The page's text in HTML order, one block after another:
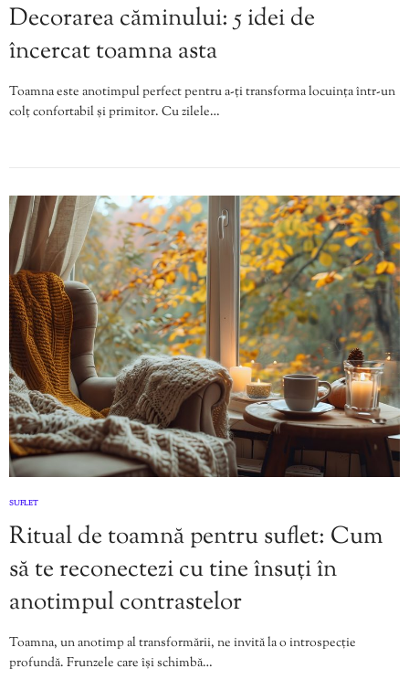
Decorarea căminului: 5 idei de
încercat toamna asta
Toamna este anotimpul perfect pentru a-ți transforma locuința într-un
colț confortabil și primitor. Cu zilele…
SUFLET
Ritual de toamnă pentru suflet: Cum
să te reconectezi cu tine însuți în
anotimpul contrastelor
Toamna, un anotimp al transformării, ne invită la o introspecție
profundă. Frunzele care își schimbă…